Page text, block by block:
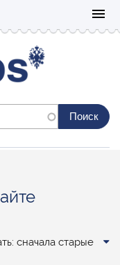
menu
сначала старые